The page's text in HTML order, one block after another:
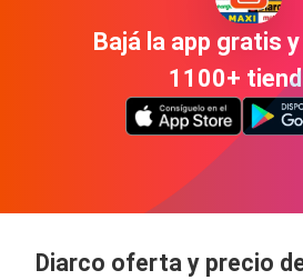
Bajá la app gratis
1100+
Diarco oferta y precio